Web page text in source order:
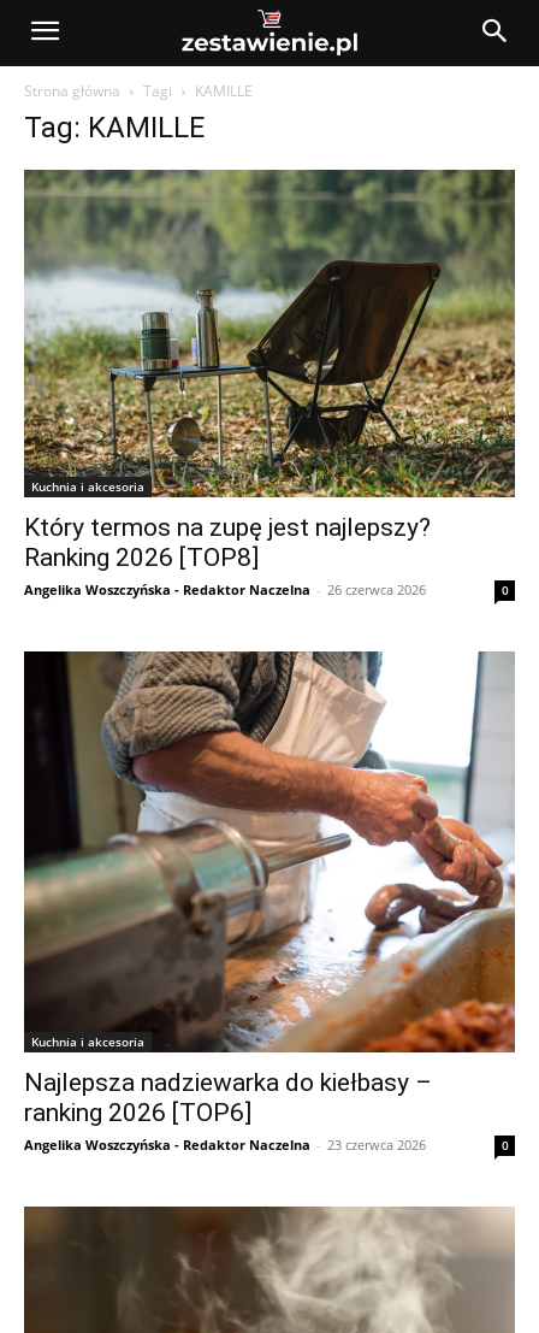
Strona główna Tagi KAMILLE
Tag: KAMILLE
Kuchnia i akcesoria
Który termos na zupę jest najlepszy?
Ranking 2026 [TOP8]
Angelika Woszczyńska - Redaktor Naczelna - 26 czerwca 2026 0
Kuchnia i akcesoria
Najlepsza nadziewarka do kiełbasy –
ranking 2026 [TOP6]
Angelika Woszczyńska - Redaktor Naczelna - 23 czerwca 2026 0